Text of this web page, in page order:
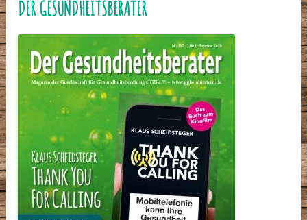
DER GESUNDHEITSBERATER